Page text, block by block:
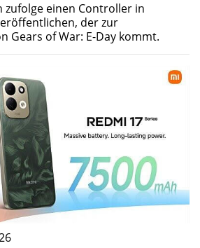
zufolge einen Controller in
der zur
Gears of War: E-Day kommt.